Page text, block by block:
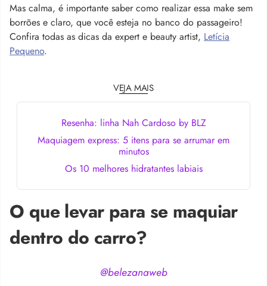
Mas calma, é importante saber como realizar essa make sem
borrões e claro, que você esteja no banco do passageiro!
Confira todas as dicas da expert e beauty artist, Letícia
Pequeno.
VEJA MAIS
Resenha: linha Nah Cardoso by BLZ
Maquiagem express: 5 itens para se arrumar em
minutos
Os 10 melhores hidratantes labiais
O que levar para se maquiar
dentro do carro?
@belezanaweb